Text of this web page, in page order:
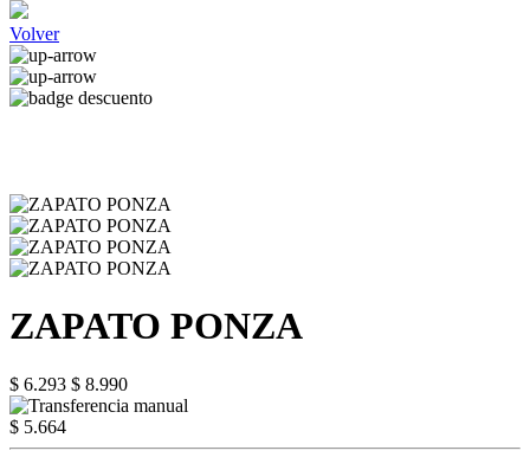
Volver
ZAPATO PONZA
$ 6.293 $ 8.990
$ 5.664